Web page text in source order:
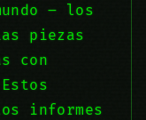
– los
piezas
con
informes